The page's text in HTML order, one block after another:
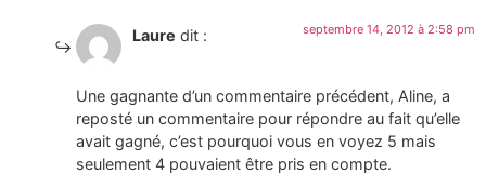
Laure dit : septembre 14, 2012 à 2:58 pm
Une gagnante d’un commentaire précédent, Aline, a
reposté un commentaire pour répondre au fait qu’elle
avait gagné, c’est pourquoi vous en voyez 5 mais
seulement 4 pouvaient être pris en compte.